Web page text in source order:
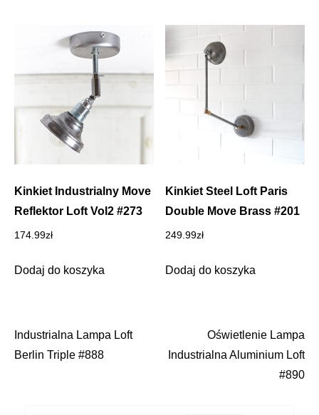
Kinkiet Industrialny Move
Reflektor Loft Vol2 #273
174.99zł
Dodaj do koszyka
Kinkiet Steel Loft Paris
Double Move Brass #201
249.99zł
Dodaj do koszyka
Nawigacja
Industrialna Lampa Loft
Berlin Triple #888
Oświetlenie Lampa
Industrialna Aluminium Loft
#890